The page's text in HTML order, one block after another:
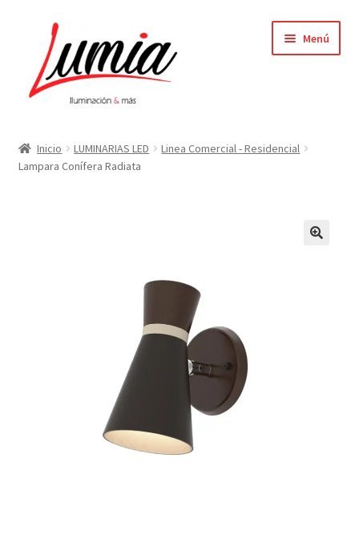
navegación
contenido
Menú
Carrito
Política de devoluciones y reembolsos
Inicio LUMINARIAS LED
Linea Comercial - Residencial
Lampara Conífera Radiata